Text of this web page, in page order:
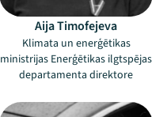
Aija Timofejeva
Klimata un enerģētikas
ministrijas Enerģētikas ilgtspējas
departamenta direktore